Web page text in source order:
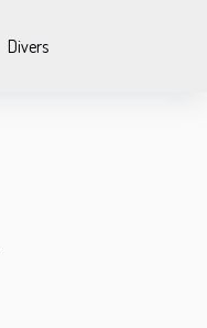
Divers